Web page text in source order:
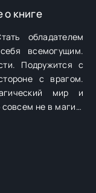
о книге
обладателем
всемогущим.
Подружится с
с врагом.
мир и
не в магии,
людей. Новая